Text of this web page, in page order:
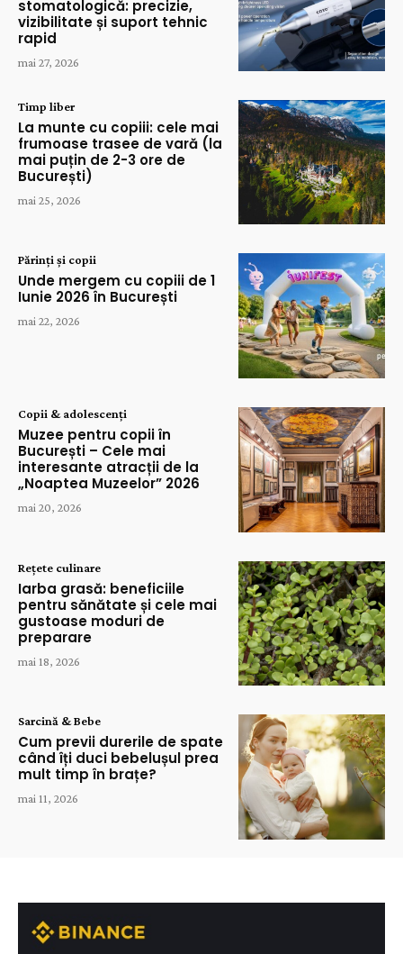
stomatologică: precizie,
vizibilitate și suport tehnic
rapid
mai 27, 2026
Timp liber
La munte cu copiii: cele mai
frumoase trasee de vară (la
mai puțin de 2-3 ore de
București)
mai 25, 2026
Părinți și copii
Unde mergem cu copiii de 1
Iunie 2026 în București
mai 22, 2026
Copii & adolescenți
Muzee pentru copii în
București – Cele mai
interesante atracții de la
„Noaptea Muzeelor” 2026
mai 20, 2026
Rețete culinare
Iarba grasă: beneficiile
pentru sănătate și cele mai
gustoase moduri de
preparare
mai 18, 2026
Sarcină & Bebe
Cum previi durerile de spate
când îți duci bebelușul prea
mult timp în brațe?
mai 11, 2026